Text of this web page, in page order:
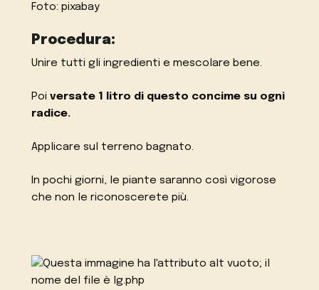
Foto: pixabay
Procedura:
Unire tutti gli ingredienti e mescolare bene.
Poiversate 1 litro di questo concime su ogni
radice.
Applicare sul terreno bagnato.
In pochi giorni, le piante saranno così vigorose
che non le riconoscerete più.